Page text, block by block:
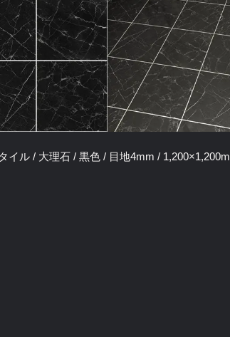
イル / 大理石 / 黒色 / 目地4mm /